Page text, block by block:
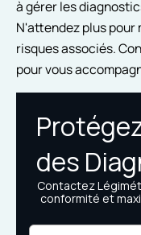
à gérer les
N'attendez plus pour
risques associés.
pour vous